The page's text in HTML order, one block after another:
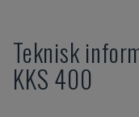
Teknisk
KKS 400